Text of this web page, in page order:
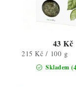
Skladem
43 Kč
Měrná
215 Kč / 100 g